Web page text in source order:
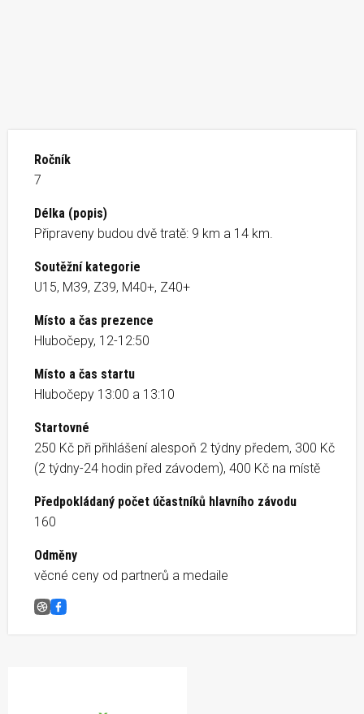
Ročník
7
Délka (popis)
Připraveny budou dvě tratě: 9 km a 14 km.
Soutěžní kategorie
U15, M39, Z39, M40+, Z40+
Místo a čas prezence
Hlubočepy, 12-12:50
Místo a čas startu
Hlubočepy 13:00 a 13:10
Startovné
250 Kč při přihlášení alespoň 2 týdny předem, 300 Kč
(2 týdny-24 hodin před závodem), 400 Kč na místě
Předpokládaný počet účastníků hlavního závodu
160
Odměny
věcné ceny od partnerů a medaile
Trail do Háje VAŠÍ LIGY 2025
Facebook